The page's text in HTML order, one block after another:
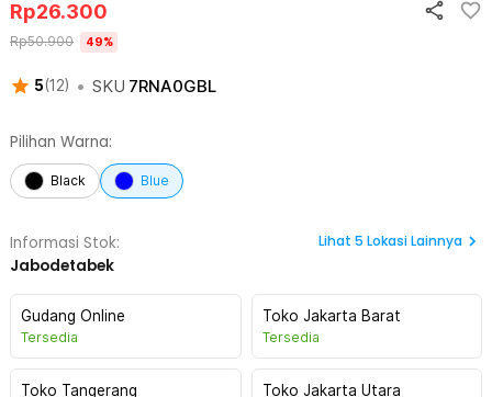
5(12) • SKU 7RNA0GBL
Rp26.300
Rp50.900 49%
Pilihan Warna:
Black Blue
Informasi Stok:
Jabodetabek
Lihat 5 Lokasi Lainnya
Gudang Online
Tersedia
Toko Jakarta Barat
Tersedia
Toko Tangerang Toko Jakarta Utara